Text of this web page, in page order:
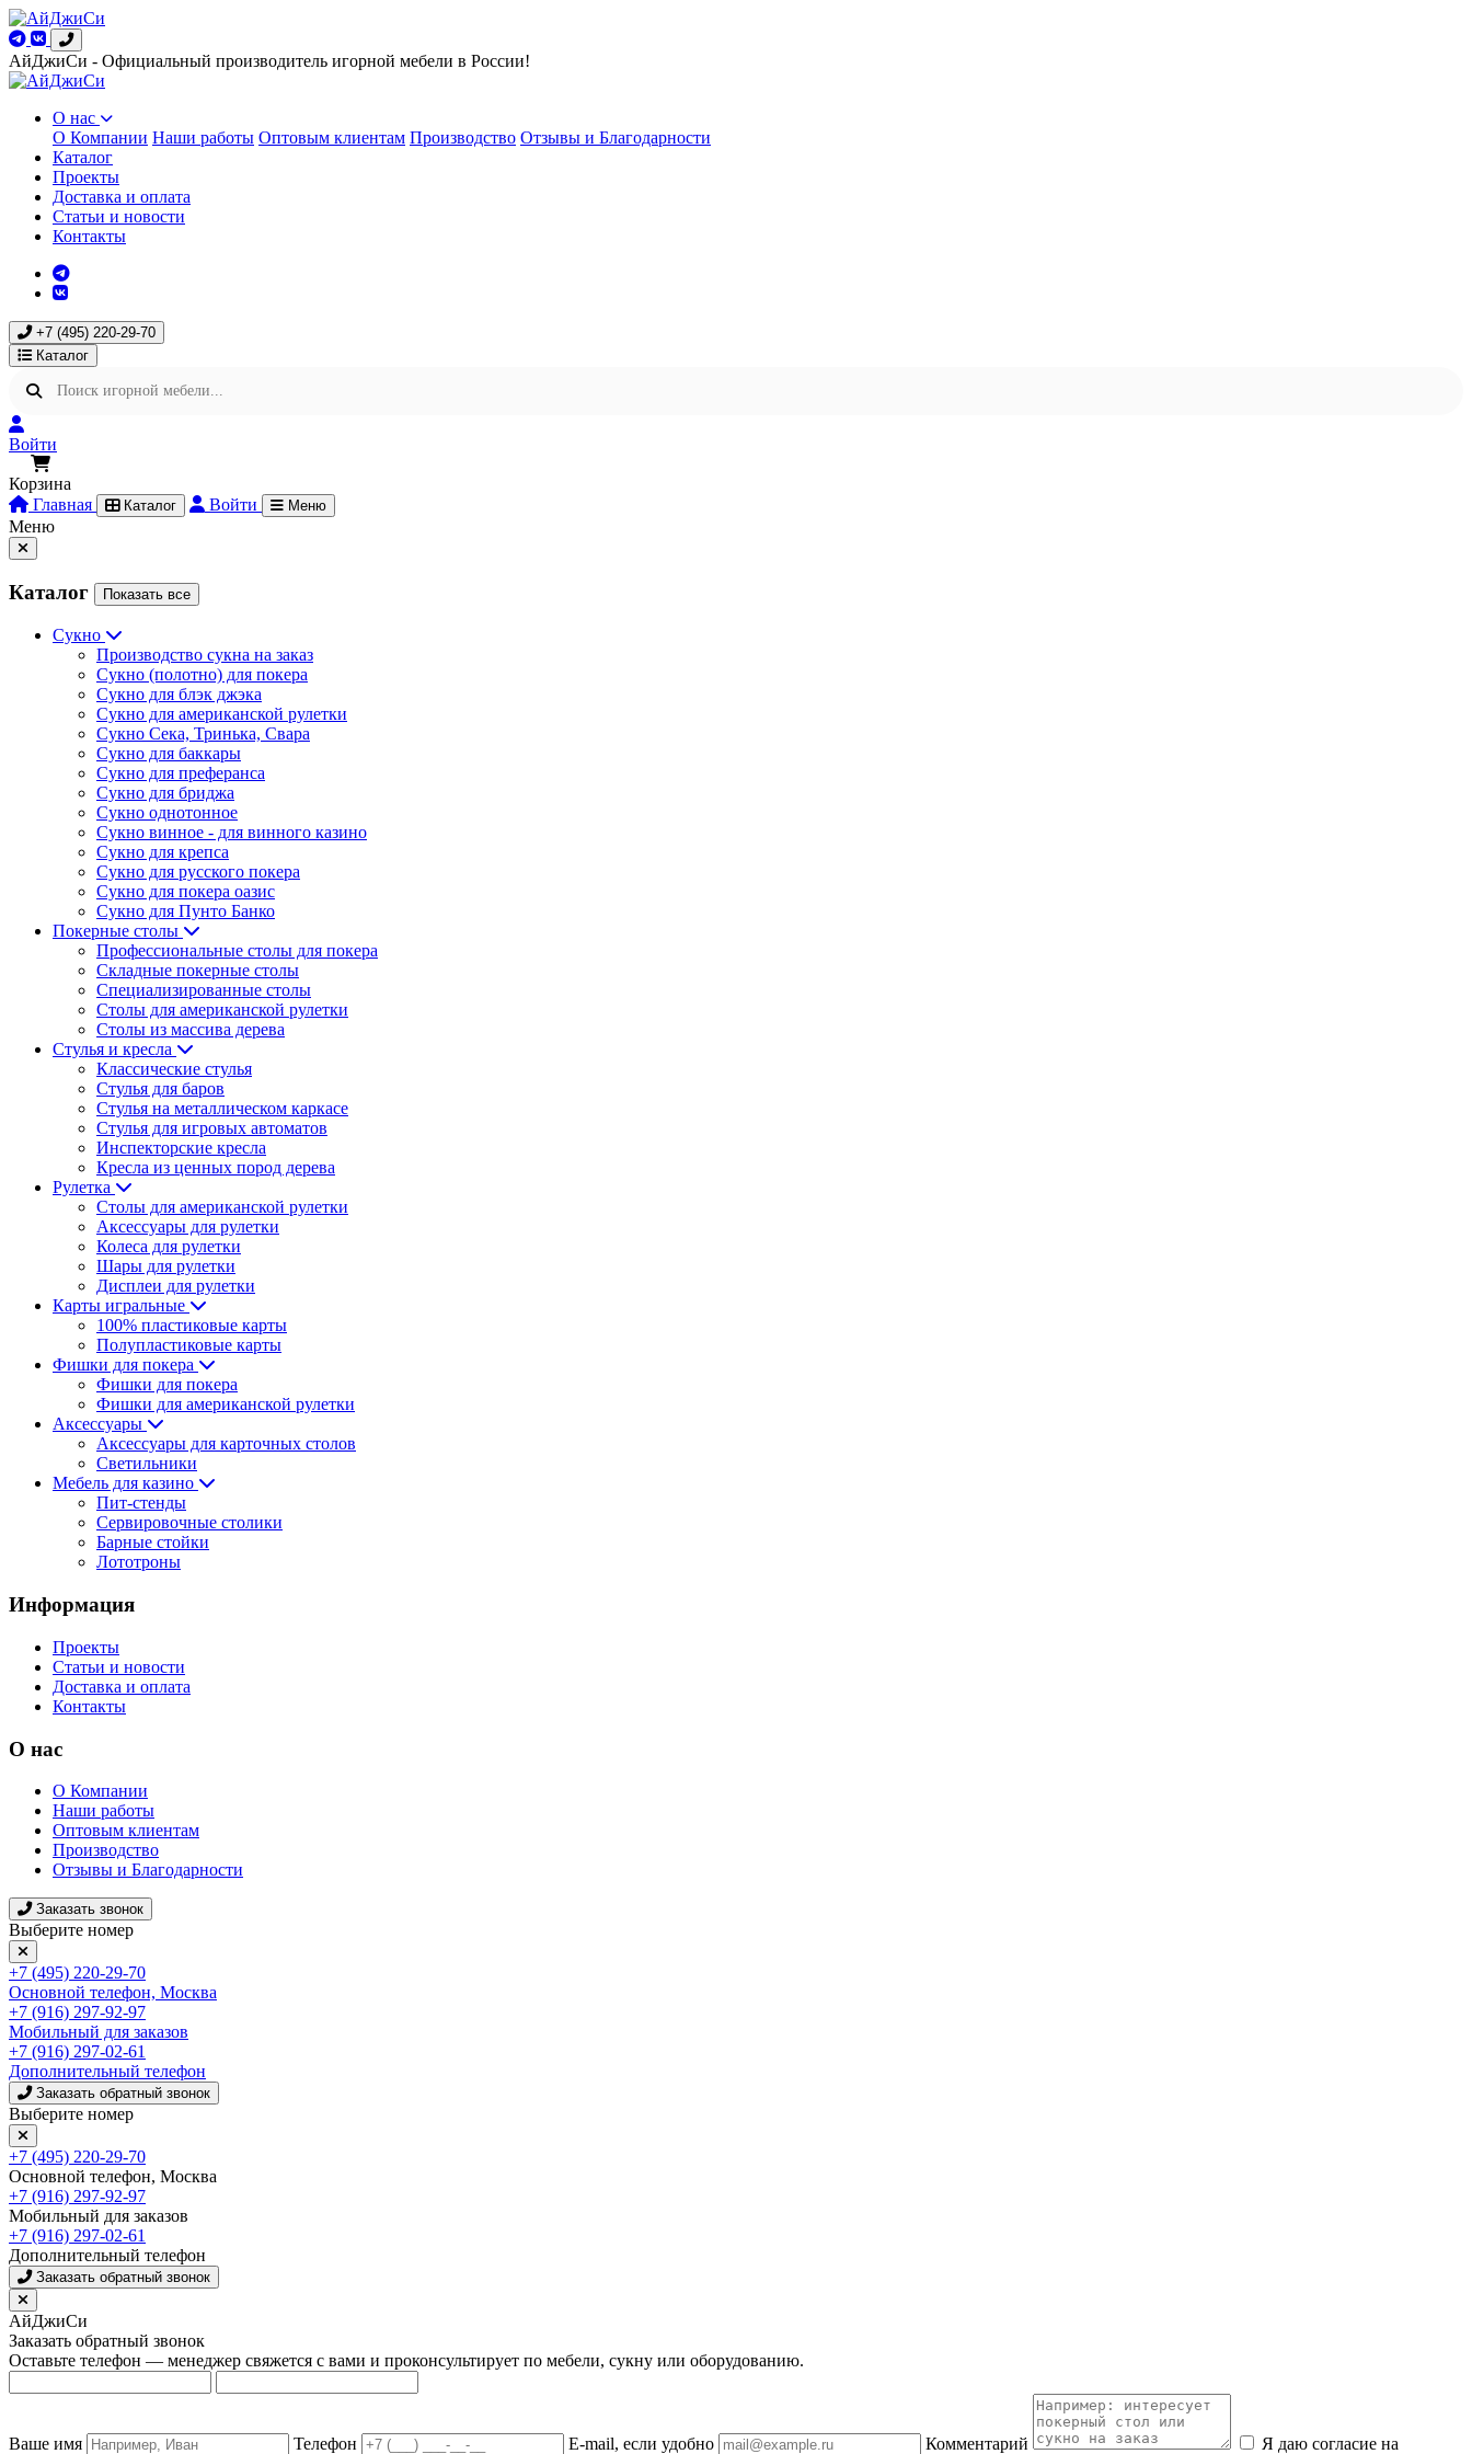
АйДжиСи - Официальный производитель игорной мебели в России!
О нас
О Компании Наши работы Оптовым клиентам Производство Отзывы и Благодарности
Каталог
Проекты
Доставка и оплата
Статьи и новости
Контакты
+7 (495) 220-29-70
Каталог
Войти
Корзина
Главная
Каталог Войти Меню
Меню
Каталог Показать все
Сукно
Производство сукна на заказ
Сукно (полотно) для покера
Сукно для блэк джэка
Сукно для американской рулетки
Сукно Сека, Тринька, Свара
Сукно для баккары
Сукно для преферанса
Сукно для бриджа
Сукно однотонное
Сукно винное - для винного казино
Сукно для крепса
Сукно для русского покера
Сукно для покера оазис
Сукно для Пунто Банко
Покерные столы
Профессиональные столы для покера
Складные покерные столы
Специализированные столы
Столы для американской рулетки
Столы из массива дерева
Стулья и кресла
Классические стулья
Стулья для баров
Стулья на металлическом каркасе
Стулья для игровых автоматов
Инспекторские кресла
Кресла из ценных пород дерева
Рулетка
Столы для американской рулетки
Аксессуары для рулетки
Колеса для рулетки
Шары для рулетки
Дисплеи для рулетки
Карты игральные
100% пластиковые карты
Полупластиковые карты
Фишки для покера
Фишки для покера
Фишки для американской рулетки
Аксессуары
Аксессуары для карточных столов
Светильники
Мебель для казино
Пит-стенды
Сервировочные столики
Барные стойки
Лототроны
Информация
Проекты
Статьи и новости
Доставка и оплата
Контакты
О нас
О Компании
Наши работы
Оптовым клиентам
Производство
Отзывы и Благодарности
Заказать звонок
Выберите номер
+7 (495) 220-29-70
Основной телефон, Москва
+7 (916) 297-92-97
Мобильный для заказов
+7 (916) 297-02-61
Дополнительный телефон
Заказать обратный звонок
Выберите номер
+7 (495) 220-29-70
Основной телефон, Москва
+7 (916) 297-92-97
Мобильный для заказов
+7 (916) 297-02-61
Дополнительный телефон
Заказать обратный звонок
АйДжиСи
Заказать обратный звонок
Оставьте телефон — менеджер свяжется с вами и проконсультирует по мебели, сукну или оборудованию.
Ваше имя Телефон E-mail, если удобно Комментарий
Я даю согласие на